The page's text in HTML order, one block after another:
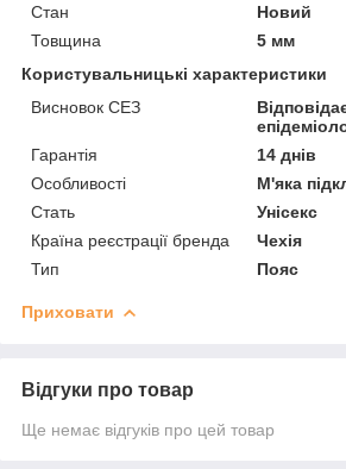
Стан
Новий
Товщина
5 мм
Користувальницькі характеристики
Висновок СЕЗ
Гарантія
14 днів
Особливості
М'яка
Стать
Унісекс
Країна реєстрації бренда
Чехія
Тип
Пояс
Приховати
Відгуки про товар
Ще немає відгуків про цей товар